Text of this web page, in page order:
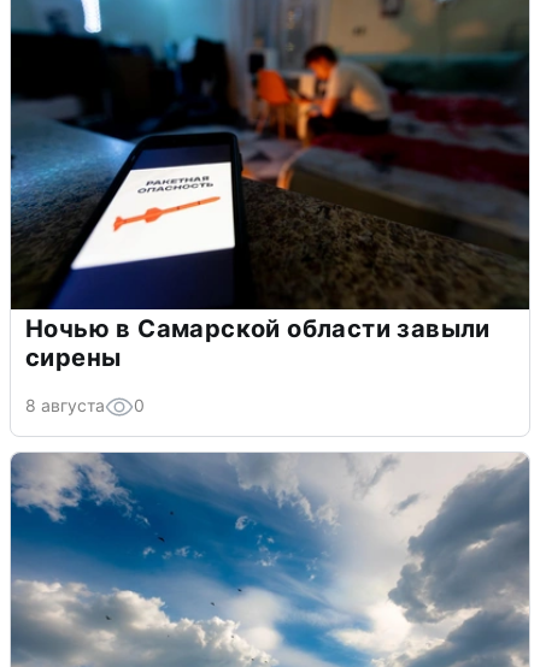
Ночью в Самарской области завыли
сирены
8 августа 0